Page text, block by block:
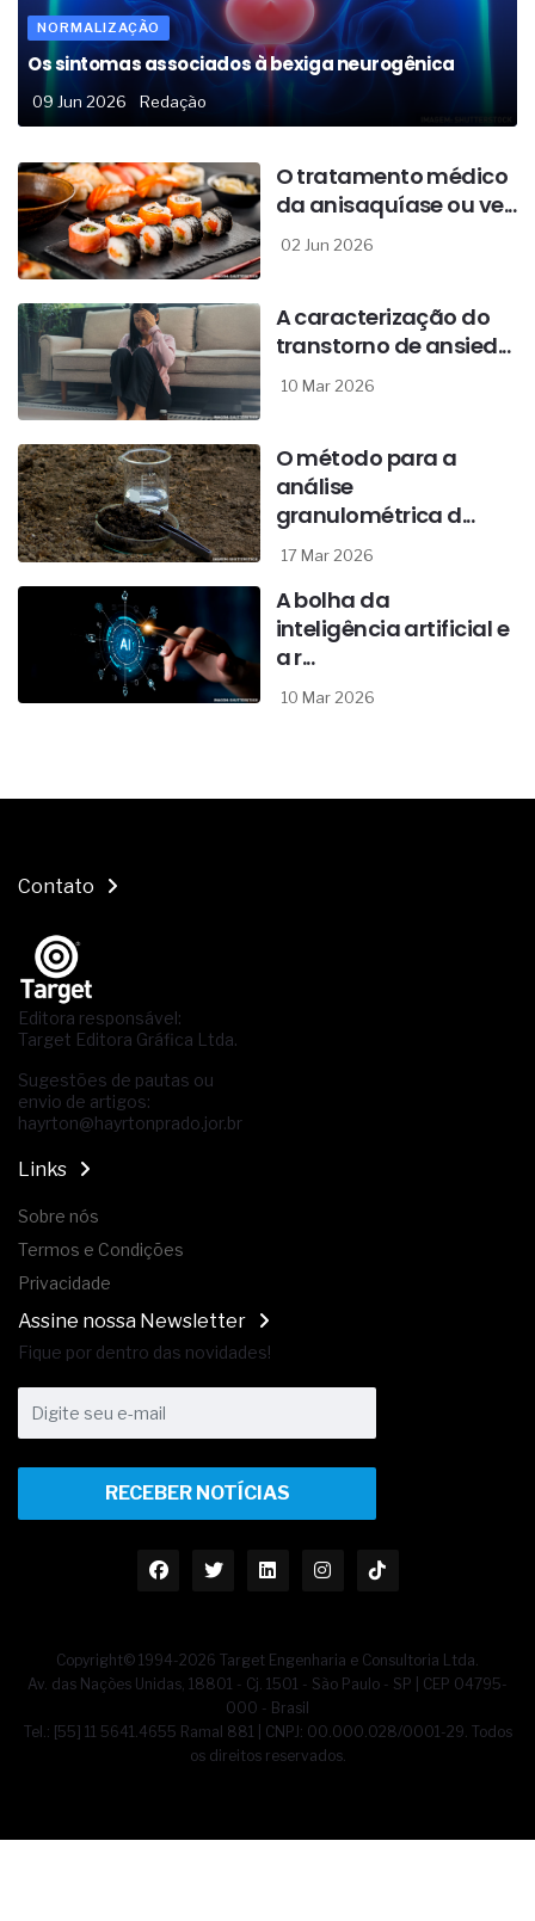
NORMALIZAÇÃO
Os sintomas associados à bexiga neurogênica
09 Jun 2026 Redação
O tratamento médico
da anisaquíase ou ve...
02 Jun 2026
A caracterização do
transtorno de ansied...
10 Mar 2026
O método para a
análise
granulométrica d...
17 Mar 2026
A bolha da
inteligência artificial e
a r...
10 Mar 2026
Contato
Editora responsável:
Target Editora Gráfica Ltda.
Sugestões de pautas ou
envio de artigos:
hayrton@hayrtonprado.jor.br
Links
Sobre nós
Termos e Condições
Privacidade
Assine nossa Newsletter
Fique por dentro das novidades!
RECEBER NOTÍCIAS
Copyright© 1994-2026 Target Engenharia e Consultoria Ltda.
Av. das Nações Unidas, 18801 - Cj. 1501 - São Paulo - SP | CEP 04795-
000 - Brasil
Tel.: [55] 11 5641.4655 Ramal 881 | CNPJ: 00.000.028/0001-29. Todos
os direitos reservados.